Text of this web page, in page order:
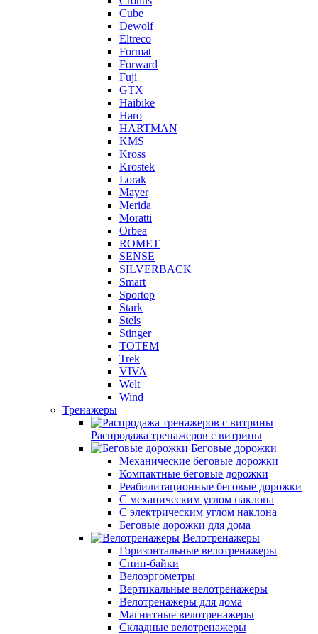
Cube
Dewolf
Eltreco
Format
Forward
Fuji
GTX
Haibike
Haro
HARTMAN
KMS
Kross
Krostek
Lorak
Mayer
Merida
Moratti
Orbea
ROMET
SENSE
SILVERBACK
Smart
Sportop
Stark
Stels
Stinger
TOTEM
Trek
VIVA
Welt
Wind
Тренажеры
Распродажа тренажеров с витрины
Беговые дорожки
Механические беговые дорожки
Компактные беговые дорожки
Реабилитационные беговые дорожки
С механическим углом наклона
С электрическим углом наклона
Беговые дорожки для дома
Велотренажеры
Горизонтальные велотренажеры
Спин-байки
Велоэргометры
Вертикальные велотренажеры
Велотренажеры для дома
Магнитные велотренажеры
Складные велотренажеры